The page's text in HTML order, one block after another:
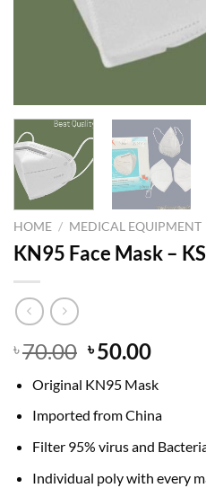
HOME / MEDICAL EQUIPMENT
KN95 Face Mask –
৳70.00 Original
was:
৳ 70.00.
৳50.00
is:
৳
Original KN95 Mask
Imported from China
Filter 95% virus and
Individual poly with every